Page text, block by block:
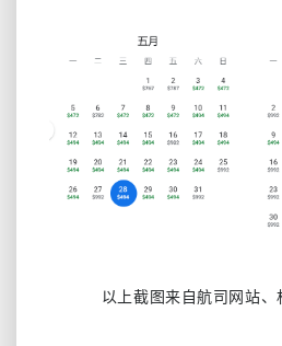
以上截图来自航司网站